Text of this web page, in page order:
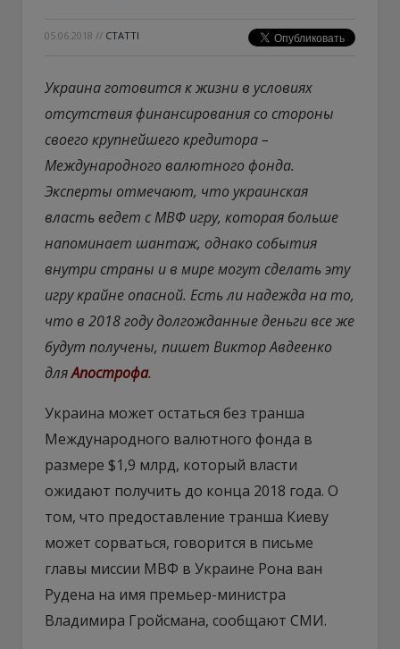
05.06.2018 // СТАТТІ
Украина готовится к жизни в условиях
отсутствия финансирования со стороны
своего крупнейшего кредитора –
Международного валютного фонда.
Эксперты отмечают, что украинская
власть ведет с МВФ игру, которая больше
напоминает шантаж, однако события
внутри страны и в мире могут сделать эту
игру крайне опасной. Есть ли надежда на то,
что в 2018 году долгожданные деньги все же
будут получены, пишет Виктор Авдеенко
дляАпострофа.
Украина может остаться без транша
Международного валютного фонда в
размере $1,9 млрд, который власти
ожидают получить до конца 2018 года. О
том, что предоставление транша Киеву
может сорваться, говорится в письме
главы миссии МВФ в Украине Рона ван
Рудена на имя премьер-министра
Владимира Гройсмана, сообщают СМИ.